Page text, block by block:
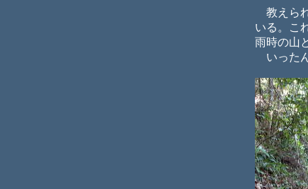
教えら
いる。こ
雨時の山
いった